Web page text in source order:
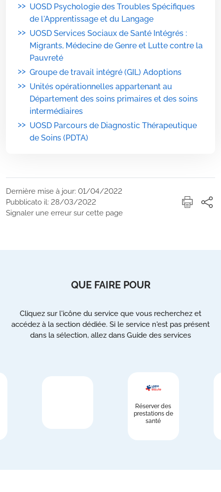
>> UOSD Psychologie des Troubles Spécifiques
de l'Apprentissage et du Langage
>> UOSD Services Sociaux de Santé Intégrés :
Migrants, Médecine de Genre et Lutte contre la
Pauvreté
>> Groupe de travail intégré (GIL) Adoptions
>> Unités opérationnelles appartenant au
Département des soins primaires et des soins
intermédiaires
>> UOSD Parcours de Diagnostic Thérapeutique
de Soins (PDTA)
Dernière mise à jour: 01/04/2022
Pubblicato il: 28/03/2022
Signaler une erreur sur cette page
QUE FAIRE POUR
Cliquez sur l'icône du service que vous recherchez et
accédez à la section dédiée. Si le service n'est pas présent
dans la sélection, allez dans Guide des services
Réserver des
prestations de
santé